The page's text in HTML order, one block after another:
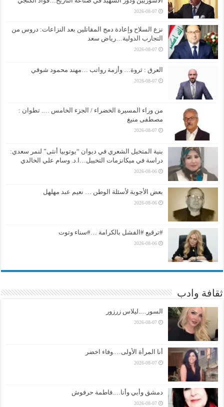
2026-08-07
نزع السلاح وإعادة دمج المقاتلين بعد النزاعات: دروس من
التجارب الدولية…رياض سعد
2026-08-07
العرق : ثروة… وأزمة رواتب …مهند محمود شوقي
2026-08-07
من وراء المسيرة الخضراء / الجزء الخامس …. تطوان :
مصطفى منيغ
2026-08-07
بنية المتخيل الشعري في ديوان “يوتوبيا أنثى” لنمر سعدي:
دراسة في ميكانزمات التخييل…ا.د. وسام علي الخالدي
2026-08-06
بعض الأجوبة لأسئلة الوطن … نعيم عبد مهلهل
2026-08-06
#ترقيع #الفشل بالكرامة …#سناء وتوت
2026-08-06
ثقافة وادب
السور….ليلاس زرزور
2026-08-07
أنا المرأة الأولى….وفاء اخضر
2026-08-07
دمشق وأبي وأنا….فاطمة حرفوش
2026-08-07